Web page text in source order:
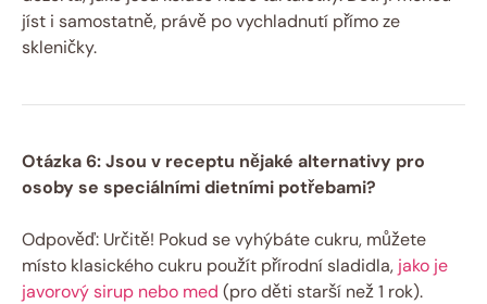
jíst i samostatně, právě po vychladnutí přímo ze
skleničky.
Otázka 6: Jsou v receptu nějaké alternativy pro
osoby se speciálními dietními potřebami?
Odpověď: Určitě! Pokud se vyhýbáte cukru, můžete
místo klasického cukru použít přírodní sladidla, jako je
javorový sirup nebo med (pro děti starší než 1 rok).